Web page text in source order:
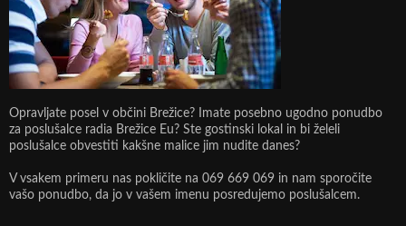
Opravljate posel v občini Brežice? Imate posebno ugodno ponudbo
za poslušalce radia Brežice Eu? Ste gostinski lokal in bi želeli
poslušalce obvestiti kakšne malice jim nudite danes?
V vsakem primeru nas pokličite na 069 669 069 in nam sporočite
vašo ponudbo, da jo v vašem imenu posredujemo poslušalcem.